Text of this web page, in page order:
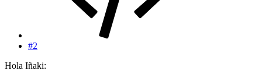
#2
Hola Iñaki: